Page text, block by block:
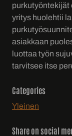
purkutyöntekijät
yritys huolehtii
asiakkaan
luottaa työn
tarvitsee itse
Categories
Yleinen
Share on social